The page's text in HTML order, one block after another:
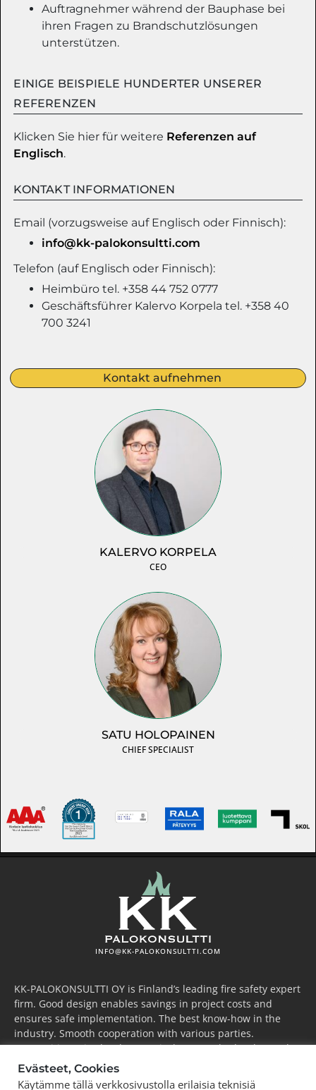
Auftragnehmer während der Bauphase bei
ihren Fragen zu Brandschutzlösungen
unterstützen.
EINIGE BEISPIELE HUNDERTER UNSERER
REFERENZEN
Klicken Sie hier für weitere Referenzen auf
Englisch.
KONTAKT INFORMATIONEN
Email (vorzugsweise auf Englisch oder Finnisch):
info@kk-palokonsultti.com
Telefon (auf Englisch oder Finnisch):
Heimbüro tel. +358 44 752 0777
Geschäftsführer Kalervo Korpela tel. +358 40
700 3241
Kontakt aufnehmen
KALERVO KORPELA
CEO
SATU HOLOPAINEN
CHIEF SPECIALIST
INFO@KK-PALOKONSULTTI.COM
KK-PALOKONSULTTI OY is Finland’s leading fire safety expert
firm. Good design enables savings in project costs and
ensures safe implementation. The best know-how in the
industry. Smooth cooperation with various parties.
Competitive price level. We actively research, develop and
take the industry forward.
Evästeet, Cookies
Käytämme tällä verkkosivustolla erilaisia teknisiä